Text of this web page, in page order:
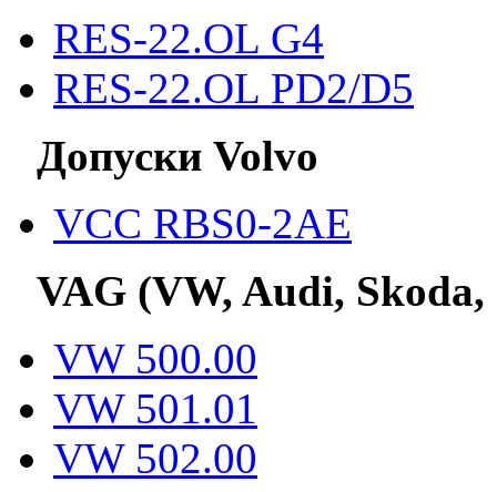
RES-22.OL G4
RES-22.OL PD2/D5
Допуски Volvo
VCC RBS0-2AE
VAG (VW, Audi, Skoda,
VW 500.00
VW 501.01
VW 502.00